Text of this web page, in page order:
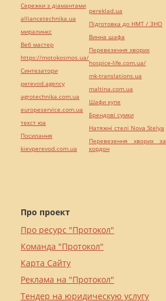
Про проект
Про ресурс "Протокол"
Команда "Протокол"
Карта Сайту
Реклама на "Протокол"
Тендер на юридическую услугу
Сережки з діамантами
alliancetechnika.ua
миралинкс
Веб мастер
https://motokosmos.ua/
Синтезатори
perevod.agency
agrotechnika.com.ua
europeservice.com.ua
текст юа
Посилання
kievperevod.com.ua
pereklad.ua
Підготовка до НМТ / ЗНО
Винна шафа
Перевезення хворих
hospice-life.com.ua/
mk-translations.ua
maltina.com.ua
Шафи купе
Брендові сумки
Натяжні стелі Nova Stelya
Перевезення хворих за
кордон